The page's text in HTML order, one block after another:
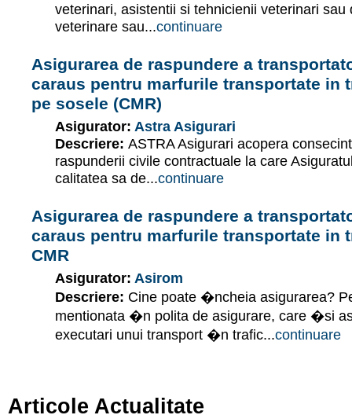
veterinari, asistentii si tehnicienii veterinari sau
veterinare sau...continuare
Asigurarea de raspundere a
caraus pentru marfurile transportate in
pe sosele (CMR)
Asigurator: Astra Asigurari
Descriere: ASTRA Asigurari acopera
raspunderii civile contractuale la care
calitatea sa de...continuare
Asigurarea de raspundere a
caraus pentru marfurile transportate in
CMR
Asigurator: Asirom
Descriere: Cine poate �ncheia asigurarea?
mentionata �n polita de asigurare, care �si
executari unui transport �n trafic...continuare
Articole Actualitate